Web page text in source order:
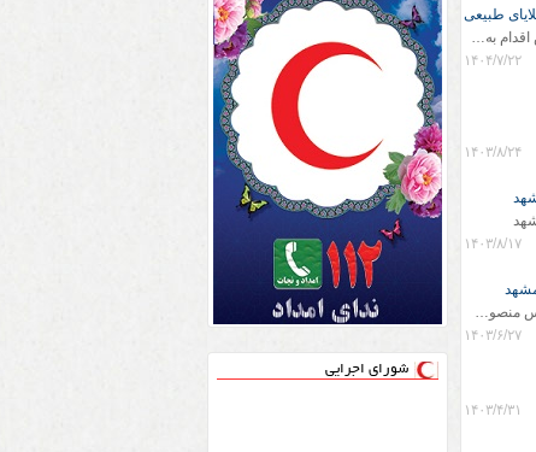
طبیعی
به مناسبت هفته کاهش اثرات بلایای طبیعی، جمعیت هلال‌احمر شهرستان مشهد مقدس اقدام به برگزاری مانور عملیاتی و امدادی با حضور تیم‌های تخصصی این جمعیت کرد.
۱۴۰۴/۷/۲۲
۱۴۰۳/۸/۲۴
۱۴۰۳/۸/۱۷
کاظم معامله گر به عنوان معاون و مسئول امداد و نجات جمعیت هلال احمر مشهد مقدس منصوب گردید.
۱۴۰۳/۶/۲۷
۱۴۰۳/۴/۳۱
شورای اجرایی